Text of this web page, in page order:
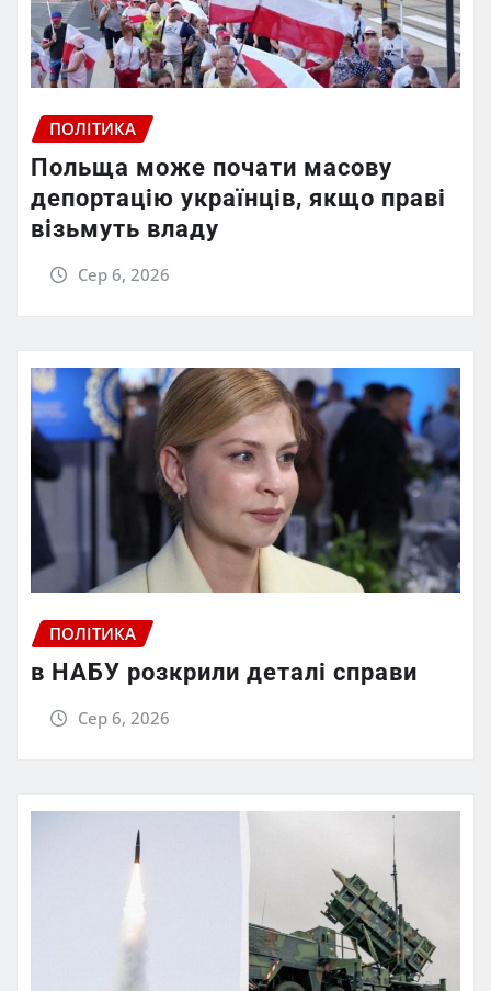
ПОЛІТИКА
Польща може почати масову
депортацію українців, якщо праві
візьмуть владу
Сер 6, 2026
ПОЛІТИКА
в НАБУ розкрили деталі справи
Сер 6, 2026